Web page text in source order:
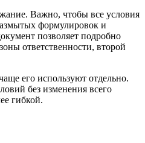
Важно, чтобы все условия
формулировок и
позволяет подробно
ответственности, второй
его используют отдельно.
без изменения всего
гибкой.